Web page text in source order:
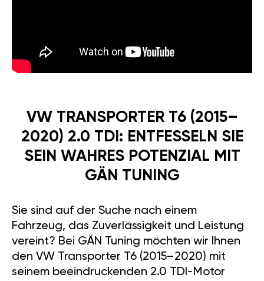
VW TRANSPORTER T6 (2015–
2020) 2.0 TDI: ENTFESSELN SIE
SEIN WAHRES POTENZIAL MIT
GÄN TUNING
Sie sind auf der Suche nach einem
Fahrzeug, das Zuverlässigkeit und Leistung
vereint? Bei GÄN Tuning möchten wir Ihnen
den VW Transporter T6 (2015–2020) mit
seinem beeindruckenden 2.0 TDI-Motor